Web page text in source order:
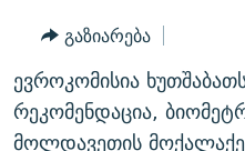
60 ᲓᲔᲪᲘᲑᲔᲚᲘ
ᲒᲐᲜᲙᲘᲗᲮᲕᲘᲡ ᲓᲦᲔ
ᲓᲘᲚᲘᲡ ᲡᲐᲣᲑᲠᲔᲑᲘ
ᲤᲔᲜᲝᲕᲐᲜᲘ - 2.10
ᲞᲠᲝᲔᲥᲢᲔᲑᲘ
ᲣᲙᲠᲐᲘᲜᲐᲨᲘ ᲓᲐᲦᲣᲞᲣᲚᲘ
ᲓᲐᲛᲝᲣᲙᲘᲓᲔᲑᲚᲝᲑᲘᲡ 100
ЭХО КАВКАЗА
გაზიარება
ევროკომისია
რეკომენდაცია,
მოლდავეთის